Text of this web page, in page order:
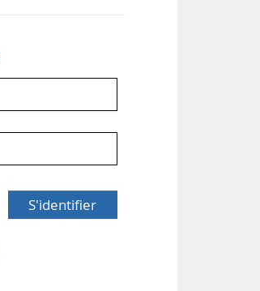
S'identifier